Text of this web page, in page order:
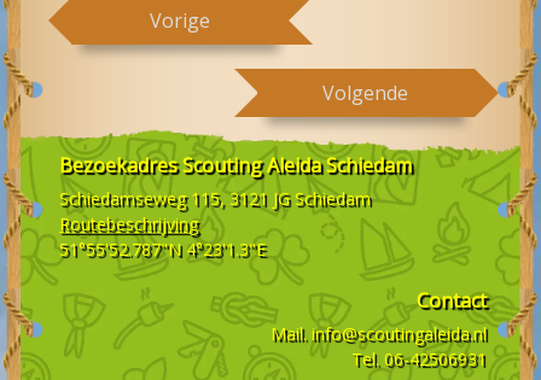
Vorige
Volgende
BezoekadresScouting Aleida Schiedam
Schiedamseweg 115, 3121 JG Schiedam
Routebeschrijving
51°55'52.787"N 4°23'1.3"E
Contact
Mail. info@scoutingaleida.nl
Tel. 06-42506931